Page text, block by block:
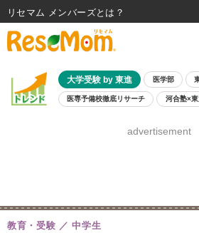
大学受験 by 東進 医学部
医専予備校徹底リサーチ 河合塾×
8月開催学校説明会・相談会
advertisement
教育・受験 中学生
リセマム メンバーズ